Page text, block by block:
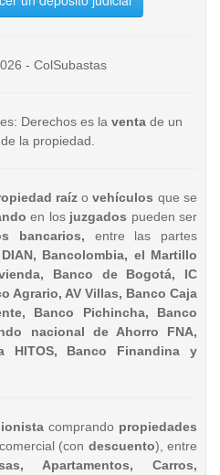
- ColSubastas
Derechos es la ventade un
la propiedad.
raízo vehículos que se
en los juzgados pueden ser
bancarios, entre las partes
DIAN, Bancolombia, el Martillo
Banco de Bogotá, IC
Agrario, AV Villas, Banco Caja
Banco Pichincha, Banco
nacional de Ahorro FNA,
HITOS, Banco Finandina y
comprando propiedades
(con descuento), entre
Apartamentos, Carros,